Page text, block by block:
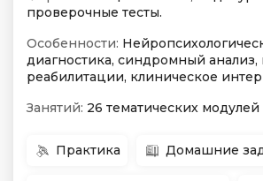
проверочные тесты.
Особенности:
диагностика, синдромный анализ,
реабилитации, клиническое
Занятий: 26 тематических модулей
Практика Домашние